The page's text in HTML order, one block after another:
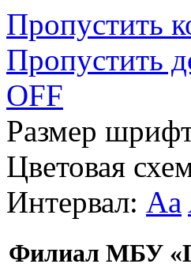
Пропустить
Пропустить
OFF
Размер
Цветовая
Интервал: Aa
Филиал МБУ